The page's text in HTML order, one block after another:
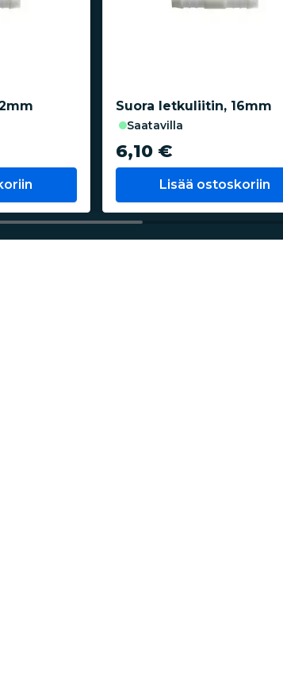
Suora letkuliitin, 16mm
saatavilla
6,10 €
Lisää ostoskoriin